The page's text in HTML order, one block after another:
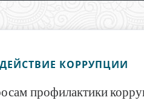
КОРРУПЦИИ
профилактики